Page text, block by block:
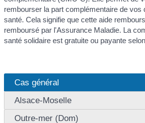
rembourser la part complémentaire de vos
santé. Cela signifie que cette aide
remboursé par l'Assurance Maladie. La
santé solidaire est gratuite ou payante
Cas général
Alsace-Moselle
Outre-mer (Dom)